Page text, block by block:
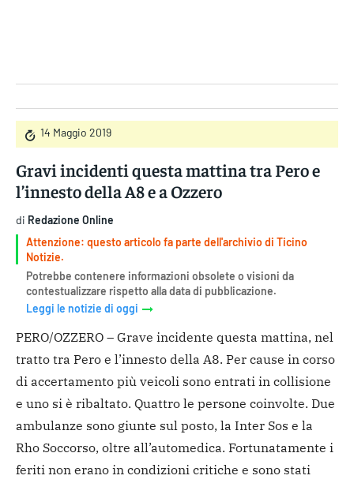
14 Maggio 2019
Gravi incidenti questa mattina tra Pero e
l’innesto della A8 e a Ozzero
di Redazione Online
Attenzione: questo articolo fa parte dell'archivio di Ticino
Notizie.
Potrebbe contenere informazioni obsolete o visioni da
contestualizzare rispetto alla data di pubblicazione.
Leggi le notizie di oggi
PERO/OZZERO – Grave incidente questa mattina, nel
tratto tra Pero e l’innesto della A8. Per cause in corso
di accertamento più veicoli sono entrati in collisione
e uno si è ribaltato. Quattro le persone coinvolte. Due
ambulanze sono giunte sul posto, la Inter Sos e la
Rho Soccorso, oltre all’automedica. Fortunatamente i
feriti non erano in condizioni critiche e sono stati